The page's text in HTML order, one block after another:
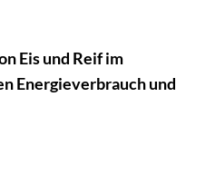
Eis und Reif im
Energieverbrauch und